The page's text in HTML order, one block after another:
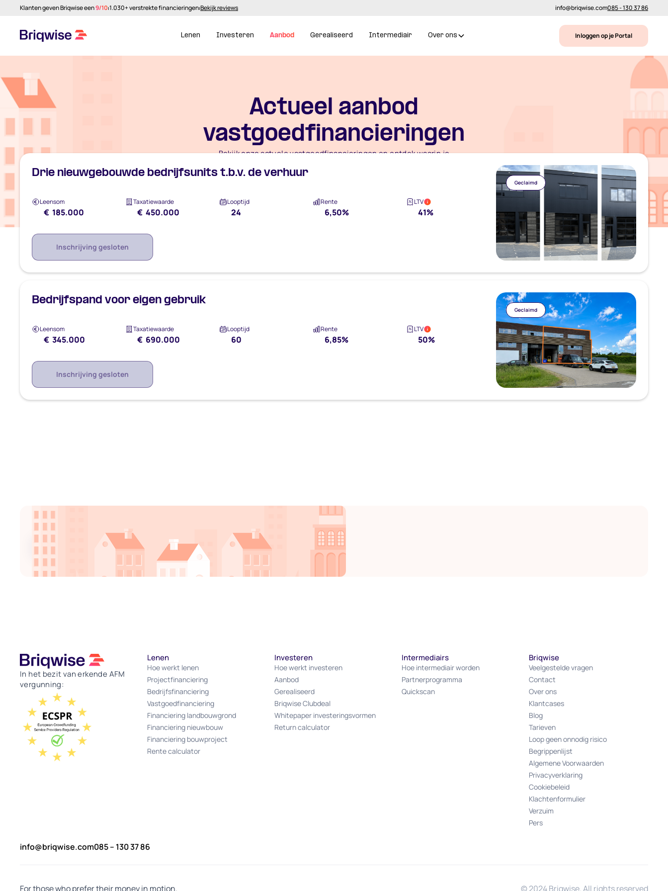
Klanten geven Briqwise een9/10⏐1.030+ verstrekte financieringen⏐Bekijk reviews info@briqwise.com085 - 130 37 86
Lenen Investeren Aanbod Gerealiseerd Intermediair Over ons Inloggen op je Portal
Actueel aanbod
vastgoedfinancieringen
Bekijk onze actuele vastgoedfinancieringen en ontdek waarin je
Drie nieuwgebouwde bedrijfsunits t.b.v. de verhuur
Leensom
€ 185.000
Taxatiewaarde
€ 450.000
Looptijd
24
Rente
6,50%
LTV i
41%
Inschrijving gesloten
Geclaimd
Bedrijfspand voor eigen gebruik
Leensom
€ 345.000
Taxatiewaarde
€ 690.000
Looptijd
60
Rente
6,85%
LTV i
50%
Inschrijving gesloten
Geclaimd
Blijf op de hoogte
Door je e-mailadres in te vullen, ga je akkoord met onze algemene voorwaarden en ons privacybeleid.
In het bezit van erkende AFM
vergunning:
Lenen
Hoe werkt lenen
Projectfinanciering
Bedrijfsfinanciering
Vastgoedfinanciering
Financiering landbouwgrond
Financiering nieuwbouw
Financiering bouwproject
Rente calculator
Investeren
Hoe werkt investeren
Aanbod
Gerealiseerd
Briqwise Clubdeal
Whitepaper investeringsvormen
Return calculator
Intermediairs
Hoe intermediair worden
Partnerprogramma
Quickscan
Briqwise
Veelgestelde vragen
Contact
Over ons
Klantcases
Blog
Tarieven
Loop geen onnodig risico
Begrippenlijst
Algemene Voorwaarden
Privacyverklaring
Cookiebeleid
Klachtenformulier
Verzuim
Pers
info@briqwise.com085 – 130 37 86
For those who prefer their money in motion. © 2024 Briqwise. All rights reserved